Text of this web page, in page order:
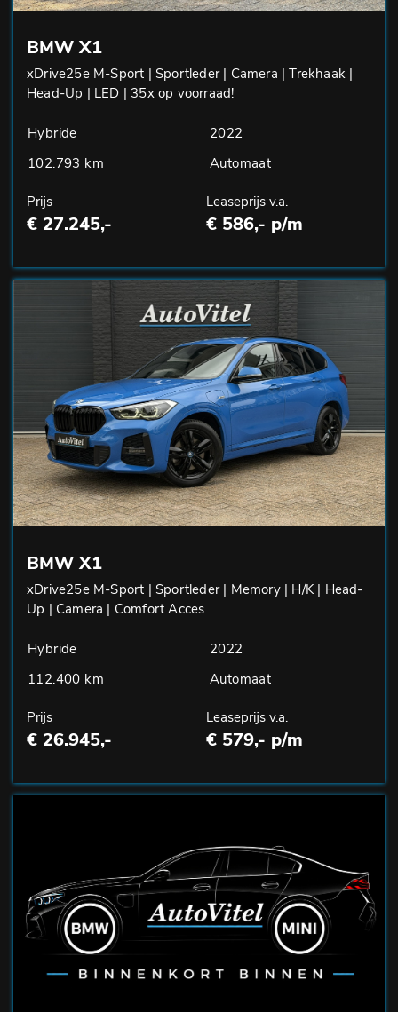
BMW X1
xDrive25e M-Sport | Sportleder | Camera | Trekhaak |
Head-Up | LED | 35x op voorraad!
Hybride
2022
102.793 km
Automaat
Prijs
€ 27.245,-
Leaseprijs v.a.
€ 586,- p/m
BMW X1
xDrive25e M-Sport | Sportleder | Memory | H/K | Head-
Up | Camera | Comfort Acces
Hybride
2022
112.400 km
Automaat
Prijs
€ 26.945,-
Leaseprijs v.a.
€ 579,- p/m